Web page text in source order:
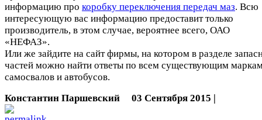
информацию про коробку переключения передач маз. Всю
интересующую вас информацию предоставит только
производитель, в этом случае, вероятнее всего, ОАО
«НЕФАЗ».
Или же зайдите на сайт фирмы, на котором в разделе
частей можно найти ответы по всем существующим
самосвалов и автобусов.
Константин Паршевский
03 Сентября 2015 |